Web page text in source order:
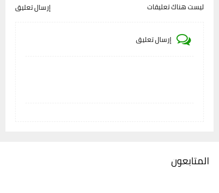
ليست هناك تعليقات إرسال تعليق
إرسال تعليق
المتابعون